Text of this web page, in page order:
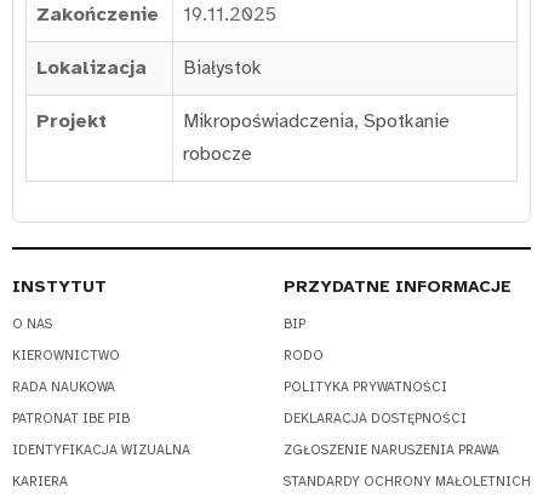
Zakończenie 19.11.2025
Lokalizacja Białystok
Projekt Mikropoświadczenia, Spotkanie
robocze
INSTYTUT
O NAS
KIEROWNICTWO
RADA NAUKOWA
PATRONAT IBE PIB
IDENTYFIKACJA WIZUALNA
KARIERA
PRZYDATNE INFORMACJE
BIP
RODO
POLITYKA PRYWATNOŚCI
DEKLARACJA DOSTĘPNOŚCI
ZGŁOSZENIE NARUSZENIA PRAWA
STANDARDY OCHRONY MAŁOLETNICH